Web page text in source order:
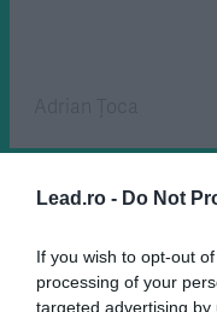
Lead.ro - Do Not
If you wish to opt-out
processing of your
targeted advertising